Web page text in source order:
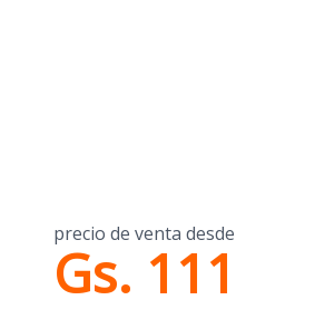
precio de venta desde
Gs. 111